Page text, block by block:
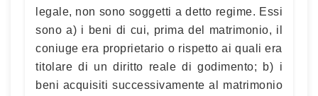
legale, non sono soggetti a detto regime. Essi
sono a) i beni di cui, prima del matrimonio, il
coniuge era proprietario o rispetto ai quali era
titolare di un diritto reale di godimento; b) i
beni acquisiti successivamente al matrimonio